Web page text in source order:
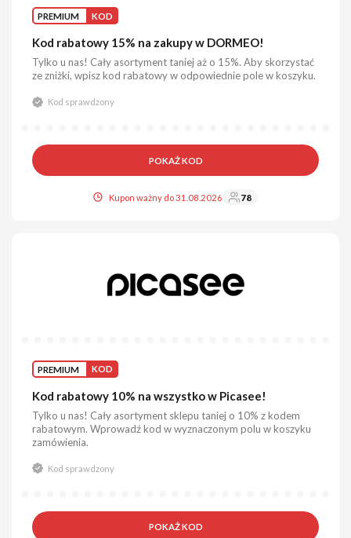
PREMIUM KOD
Kod rabatowy 15% na zakupy w DORMEO!
Tylko u nas! Cały asortyment taniej aż o 15%. Aby skorzystać
ze zniżki, wpisz kod rabatowy w odpowiednie pole w koszyku.
Kod sprawdzony
POKAŻ KOD
Kupon ważny do 31.08.2026 78
PREMIUM KOD
Kod rabatowy 10% na wszystko w Picasee!
Tylko u nas! Cały asortyment sklepu taniej o 10% z kodem
rabatowym. Wprowadź kod w wyznaczonym polu w koszyku
zamówienia.
Kod sprawdzony
POKAŻ KOD